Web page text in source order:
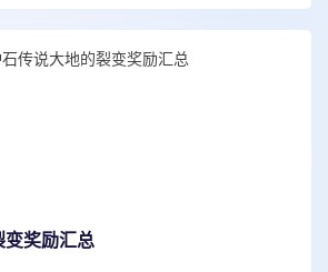
奖励汇总